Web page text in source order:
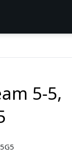
5-5,